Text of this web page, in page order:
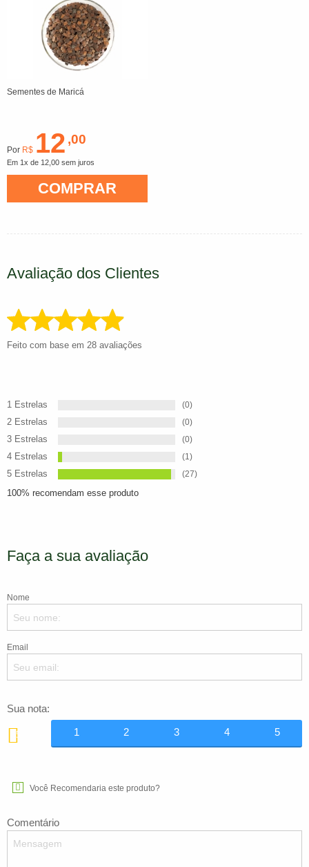
Sementes de Maricá
Por R$ 12 ,00
Em 1x de 12,00 sem juros
COMPRAR
Avaliação dos Clientes
Feito com base em 28 avaliações
1 Estrelas (0)
2 Estrelas (0)
3 Estrelas (0)
4 Estrelas (1)
5 Estrelas (27)
100% recomendam esse produto
Faça a sua avaliação
Nome
Email
Sua nota:
5 5
4
3
2
1
Você Recomendaria este produto?
Comentário